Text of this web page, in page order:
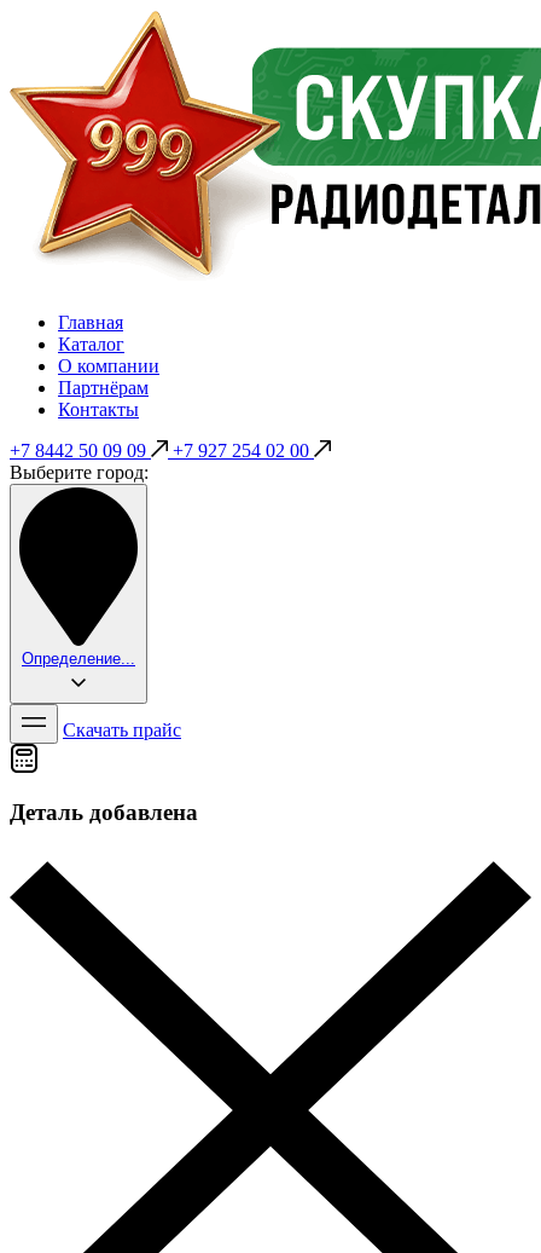
Главная
Каталог
О компании
Партнёрам
Контакты
+7 8442 50 09 09
+7 927 254 02 00
Выберите город:
Определение...
Скачать прайс
Деталь добавлена